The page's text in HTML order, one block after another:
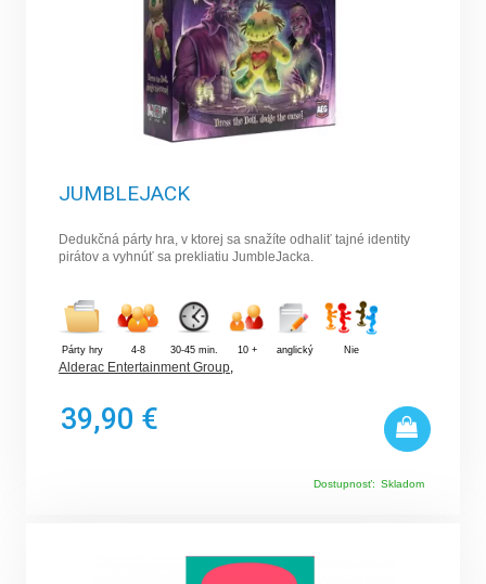
JUMBLEJACK
Dedukčná párty hra, v ktorej sa snažíte odhaliť tajné identity
pirátov a vyhnúť sa prekliatiu JumbleJacka.
Párty hry 4-8 30-45 min. 10 + anglický Nie
Alderac Entertainment Group,
39,90 €
Dostupnosť: Skladom